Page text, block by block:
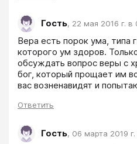
Гость, 22 мая 2016 г. в
Вера есть порок ума, типа
которого ум здоров.
обсуждать вопрос веры с
бог, который прощает им
вас возненавидят и
Ответить
Гость, 06 марта 2019 г.